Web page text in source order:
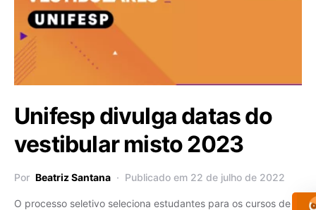
Unifesp divulga datas do
vestibular misto 2023
Por Beatriz Santana Publicado em 22 de julho de 2022
O processo seletivo seleciona estudantes para os cursos de